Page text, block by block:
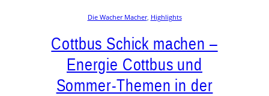
Die Wacher Macher, Highlights
Cottbus Schick machen –
Energie Cottbus und
Sommer-Themen in der